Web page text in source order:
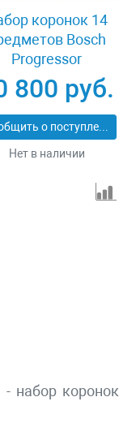
коронок 14
Bosch
Progressor
2608584669
800 руб.
Сообщить о поступлении
Нет в наличии
набор коронок